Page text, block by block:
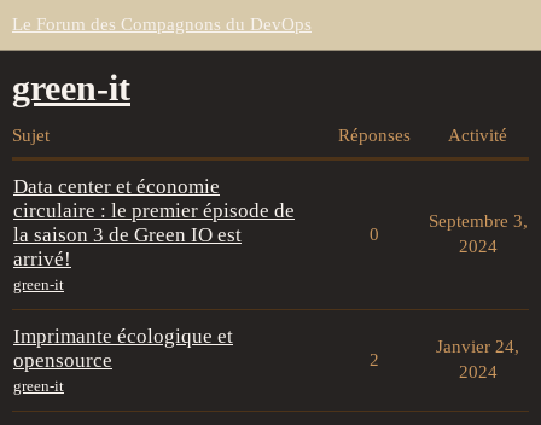
Le Forum des Compagnons du DevOps
green-it
Sujet Réponses Activité
Data center et économie
circulaire : le premier épisode de
la saison 3 de Green IO est
arrivé!
green-it
0
Septembre 3,
2024
Imprimante écologique et
opensource
green-it
2
Janvier 24,
2024